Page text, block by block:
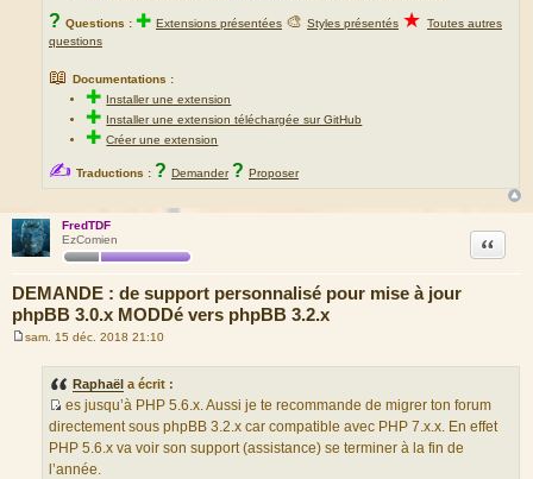
? Questions : ✚ Extensions présentées 🎨 Styles présentés ★ Toutes autres
questions
📖 Documentations :
✚ Installer une extension
✚ Installer une extension téléchargée sur GitHub
✚Créer une extension
✍ Traductions : ? Demander ? Proposer
FredTDF
EzComien
DEMANDE : de support personnalisé pour mise à jour
phpBB 3.0.x MODDé vers phpBB 3.2.x
Citation
sam. 15 déc. 2018 21:10
Raphaël a écrit :
S
o
u
es jusqu’à PHP 5.6.x. Aussi je te recommande de migrer ton forum
directement sous phpBB 3.2.x car compatible avec PHP 7.x.x. En effet
PHP 5.6.x va voir son support (assistance) se terminer à la fin de
l’année.